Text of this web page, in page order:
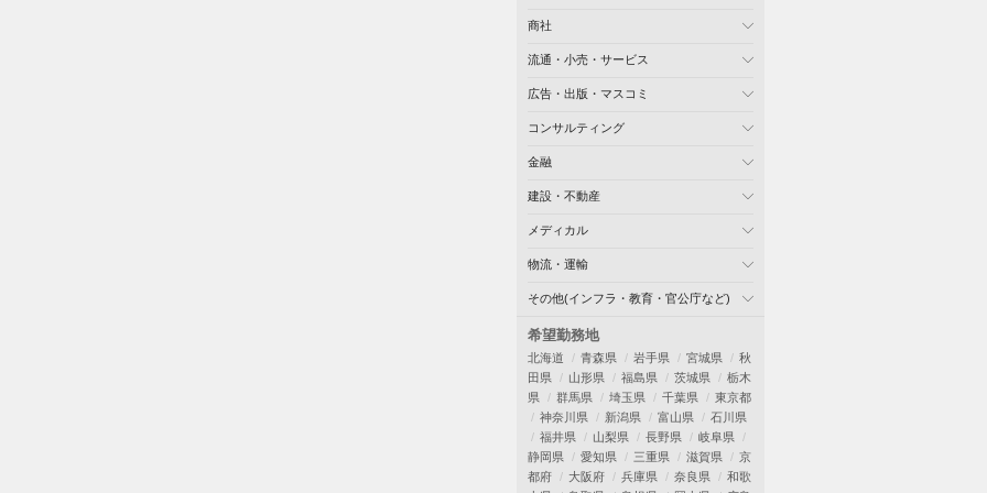
商社
流通・小売・サービス
広告・出版・マスコミ
コンサルティング
金融
建設・不動産
メディカル
物流・運輸
その他(インフラ・教育・官公庁など)
希望勤務地
北海道 青森県 岩手県 宮城県
秋
田県
山形県 福島県 茨城県
栃木
県
群馬県 埼玉県 千葉県
東京都
神奈川県
新潟県 富山県
石川県
福井県
山梨県 長野県
岐阜県
静岡県
愛知県 三重県 滋賀県
京
都府
大阪府 兵庫県 奈良県
和歌